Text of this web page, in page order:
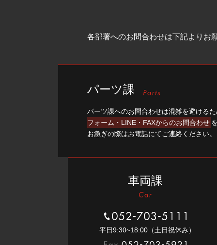
各部署へのお問合わせは下記よりお
パーツ課
パーツ課へのお問合わせは混雑を避ける
フォーム・LINE・FAXからのお問合わせ
お急ぎの際はお電話にてご連絡ください。
車両課
052-703-5111
平⽇9:30~18:00（⼟⽇祝休み）